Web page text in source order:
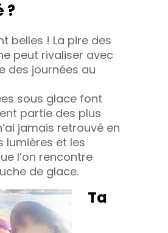
?
belles ! La pire des
peut rivaliser avec
des journées au
sous glace font
partie des plus
jamais retrouvé en
lumières et les
l’on rencontre
de glace.
Ta